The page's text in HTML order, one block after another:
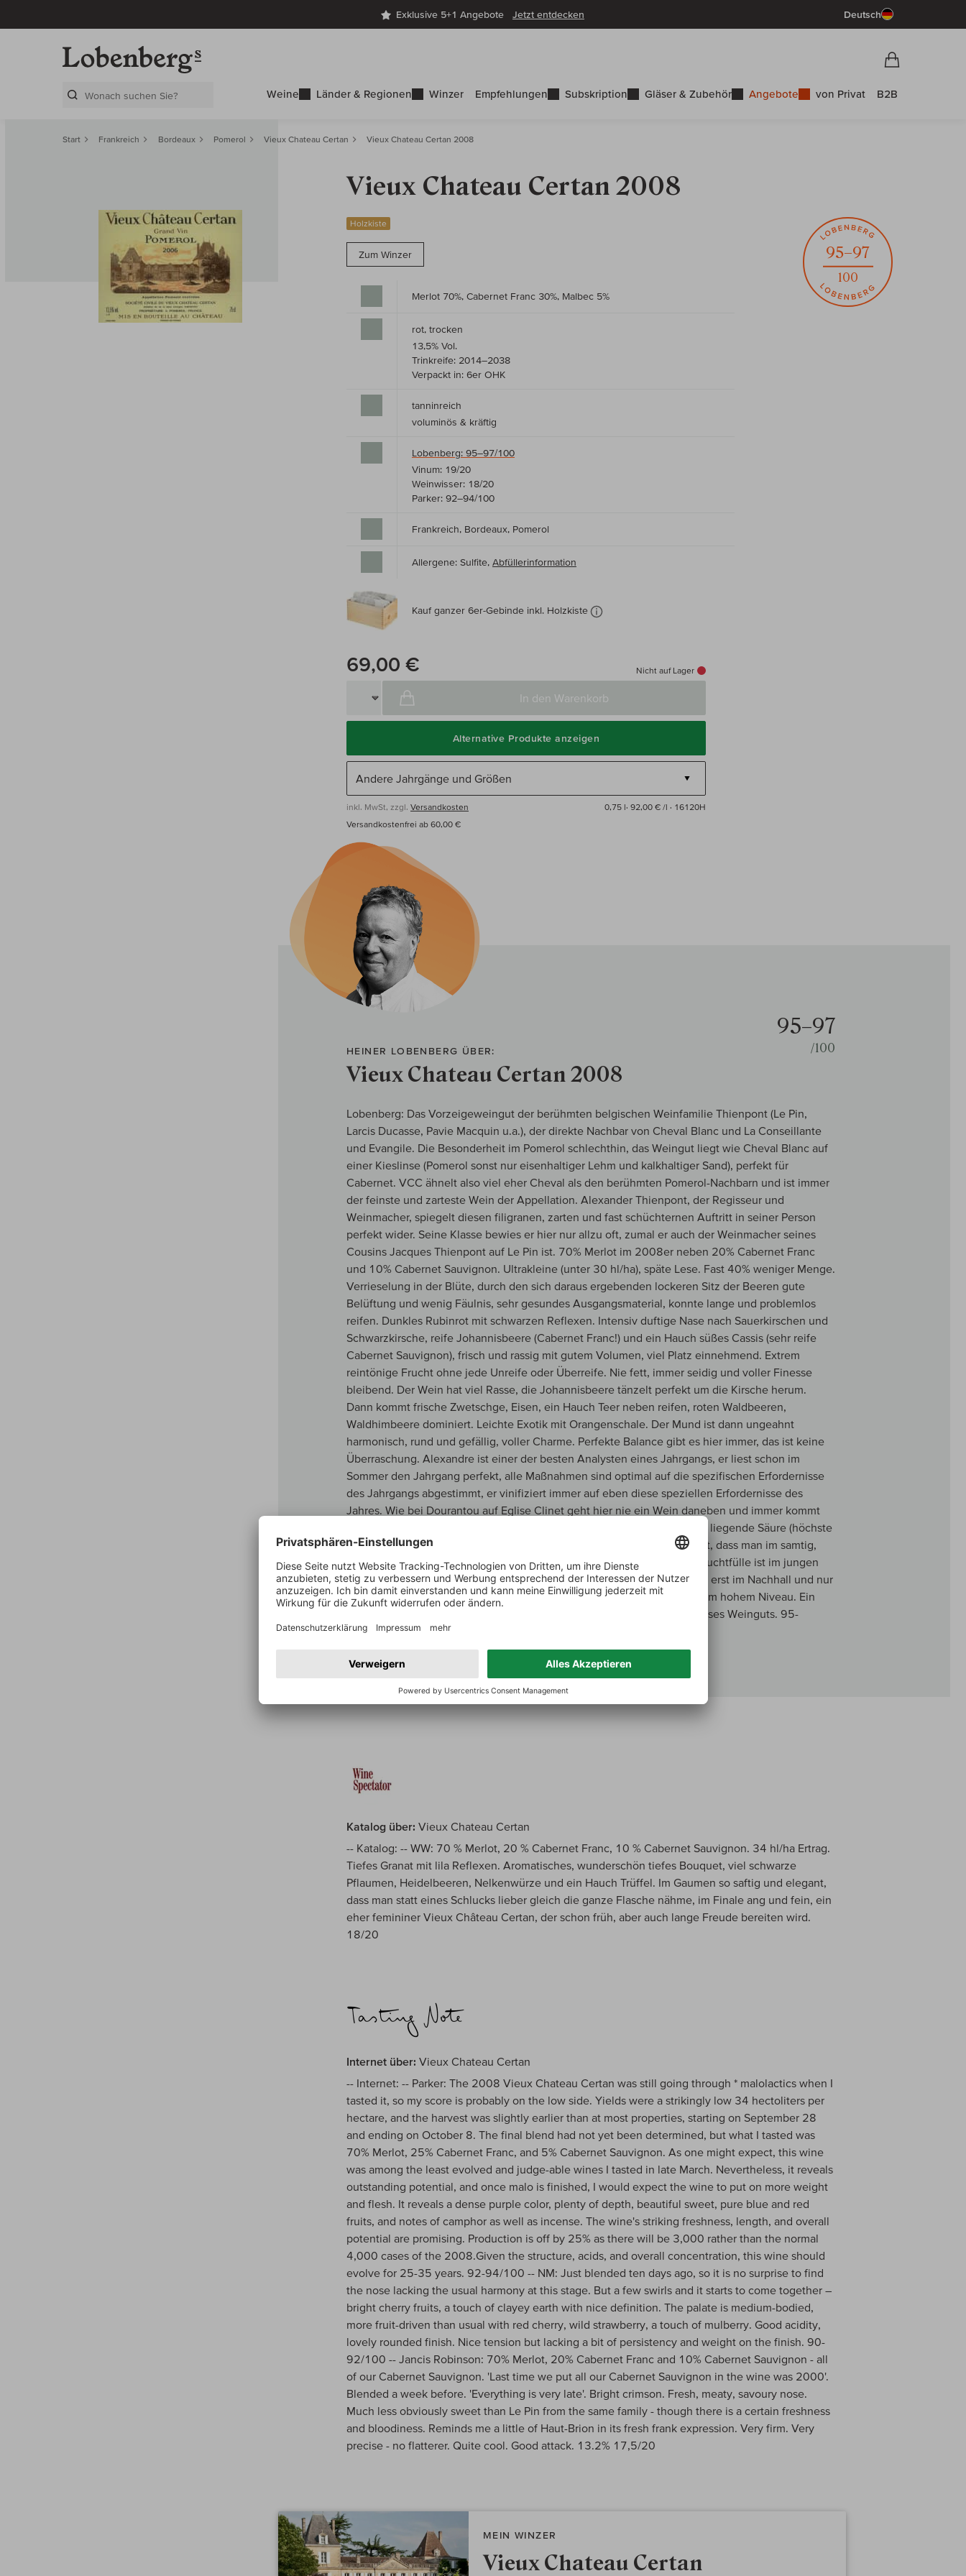
Exklusive 5+1 Angebote Jetzt entdecken Deutsch
Weine Länder & Regionen Winzer Empfehlungen Subskription Gläser & Zubehör Angebote von Privat B2B
Start Frankreich Bordeaux Pomerol Vieux Chateau Certan Vieux Chateau Certan 2008
Vieux Chateau Certan 2008
Holzkiste
Zum Winzer 95–97
100
Merlot 70%, Cabernet Franc 30%, Malbec 5%
rot, trocken
13,5% Vol.
Trinkreife: 2014–2038
Verpackt in: 6er OHK
tanninreich
voluminös & kräftig
Lobenberg: 95–97/100
Vinum: 19/20
Weinwisser: 18/20
Parker: 92–94/100
Frankreich, Bordeaux, Pomerol
Allergene: Sulfite, Abfüllerinformation
Kauf ganzer 6er-Gebinde inkl. Holzkiste
69,00 € Nicht auf Lager
In den Warenkorb
Alternative Produkte anzeigen
inkl. MwSt, zzgl. Versandkosten 0,75 l· 92,00 € /l · 16120H
Versandkostenfrei ab 60,00 €
HEINER LOBENBERG ÜBER:
Vieux Chateau Certan 2008
95–97
/100
Lobenberg: Das Vorzeigeweingut der berühmten belgischen Weinfamilie Thienpont (Le Pin,
Larcis Ducasse, Pavie Macquin u.a.), der direkte Nachbar von Cheval Blanc und La Conseillante
und Evangile. Die Besonderheit im Pomerol schlechthin, das Weingut liegt wie Cheval Blanc auf
einer Kieslinse (Pomerol sonst nur eisenhaltiger Lehm und kalkhaltiger Sand), perfekt für
Cabernet. VCC ähnelt also viel eher Cheval als den berühmten Pomerol-Nachbarn und ist immer
der feinste und zarteste Wein der Appellation. Alexander Thienpont, der Regisseur und
Weinmacher, spiegelt diesen filigranen, zarten und fast schüchternen Auftritt in seiner Person
perfekt wider. Seine Klasse bewies er hier nur allzu oft, zumal er auch der Weinmacher seines
Cousins Jacques Thienpont auf Le Pin ist. 70% Merlot im 2008er neben 20% Cabernet Franc
und 10% Cabernet Sauvignon. Ultrakleine (unter 30 hl/ha), späte Lese. Fast 40% weniger Menge.
Verrieselung in der Blüte, durch den sich daraus ergebenden lockeren Sitz der Beeren gute
Belüftung und wenig Fäulnis, sehr gesundes Ausgangsmaterial, konnte lange und problemlos
reifen. Dunkles Rubinrot mit schwarzen Reflexen. Intensiv duftige Nase nach Sauerkirschen und
Schwarzkirsche, reife Johannisbeere (Cabernet Franc!) und ein Hauch süßes Cassis (sehr reife
Cabernet Sauvignon), frisch und rassig mit gutem Volumen, viel Platz einnehmend. Extrem
reintönige Frucht ohne jede Unreife oder Überreife. Nie fett, immer seidig und voller Finesse
bleibend. Der Wein hat viel Rasse, die Johannisbeere tänzelt perfekt um die Kirsche herum.
Dann kommt frische Zwetschge, Eisen, ein Hauch Teer neben reifen, roten Waldbeeren,
Waldhimbeere dominiert. Leichte Exotik mit Orangenschale. Der Mund ist dann ungeahnt
harmonisch, rund und gefällig, voller Charme. Perfekte Balance gibt es hier immer, das ist keine
Überraschung. Alexandre ist einer der besten Analysten eines Jahrgangs, er liest schon im
Sommer den Jahrgang perfekt, alle Maßnahmen sind optimal auf die spezifischen Erfordernisse
des Jahrgangs abgestimmt, er vinifiziert immer auf eben diese speziellen Erfordernisse des
Jahres. Wie bei Dourantou auf Eglise Clinet geht hier nie ein Wein daneben und immer kommt
das Optimum des Jahrgangs heraus. Die nominell mit 3,45 extrem hoch liegende Säure (höchste
Säure seit 1988!) ist so perfekt mit dem satten, seidigen Tannin vermählt, dass man im samtig,
seidigen Mundgefühl nur von perfekter Harmonie sprechen kann, die Fruchtfülle ist im jungen
Stadium noch sehr verhalten, die große Kraft und Intensität kommt dann erst im Nachhall und nur
für sensible Genießer spürbar. 2008 wird sicher ein Langläufer auf extrem hohem Niveau. Ein
großer, rassiger, langlebiger VCC, gehört zu den großen Jahrgängen dieses Weinguts. 95-
97/100
Katalog über: Vieux Chateau Certan
-- Katalog: -- WW: 70 % Merlot, 20 % Cabernet Franc, 10 % Cabernet Sauvignon. 34 hl/ha Ertrag.
Tiefes Granat mit lila Reflexen. Aromatisches, wunderschön tiefes Bouquet, viel schwarze
Pflaumen, Heidelbeeren, Nelkenwürze und ein Hauch Trüffel. Im Gaumen so saftig und elegant,
dass man statt eines Schlucks lieber gleich die ganze Flasche nähme, im Finale ang und fein, ein
eher femininer Vieux Château Certan, der schon früh, aber auch lange Freude bereiten wird.
18/20
Internet über: Vieux Chateau Certan
-- Internet: -- Parker: The 2008 Vieux Chateau Certan was still going through * malolactics when I
tasted it, so my score is probably on the low side. Yields were a strikingly low 34 hectoliters per
hectare, and the harvest was slightly earlier than at most properties, starting on September 28
and ending on October 8. The final blend had not yet been determined, but what I tasted was
70% Merlot, 25% Cabernet Franc, and 5% Cabernet Sauvignon. As one might expect, this wine
was among the least evolved and judge-able wines I tasted in late March. Nevertheless, it reveals
outstanding potential, and once malo is finished, I would expect the wine to put on more weight
and flesh. It reveals a dense purple color, plenty of depth, beautiful sweet, pure blue and red
fruits, and notes of camphor as well as incense. The wine's striking freshness, length, and overall
potential are promising. Production is off by 25% as there will be 3,000 rather than the normal
4,000 cases of the 2008.Given the structure, acids, and overall concentration, this wine should
evolve for 25-35 years. 92-94/100 -- NM: Just blended ten days ago, so it is no surprise to find
the nose lacking the usual harmony at this stage. But a few swirls and it starts to come together –
bright cherry fruits, a touch of clayey earth with nice definition. The palate is medium-bodied,
more fruit-driven than usual with red cherry, wild strawberry, a touch of mulberry. Good acidity,
lovely rounded finish. Nice tension but lacking a bit of persistency and weight on the finish. 90-
92/100 -- Jancis Robinson: 70% Merlot, 20% Cabernet Franc and 10% Cabernet Sauvignon - all
of our Cabernet Sauvignon. 'Last time we put all our Cabernet Sauvignon in the wine was 2000'.
Blended a week before. 'Everything is very late'. Bright crimson. Fresh, meaty, savoury nose.
Much less obviously sweet than Le Pin from the same family - though there is a certain freshness
and bloodiness. Reminds me a little of Haut-Brion in its fresh frank expression. Very firm. Very
precise - no flatterer. Quite cool. Good attack. 13.2% 17,5/20
MEIN WINZER
Vieux Chateau Certan